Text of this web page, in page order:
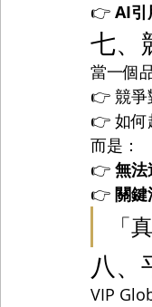
👉 AI引
七、
當一個
👉 競爭
👉 如何
而是：
👉 無法
👉 關鍵
「
八、
VIP